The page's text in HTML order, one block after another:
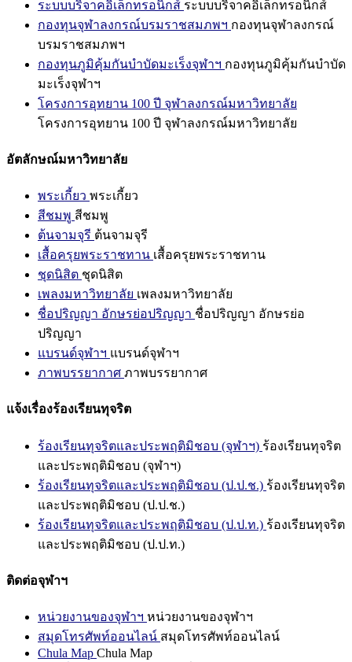
ระบบบริจาคอิเล็กทรอนิกส์ ระบบบริจาคอิเล็กทรอนิกส์
กองทุนจุฬาลงกรณ์บรมราชสมภพฯ กองทุนจุฬาลงกรณ์
บรมราชสมภพฯ
กองทุนภูมิคุ้มกันบำบัดมะเร็งจุฬาฯ กองทุนภูมิคุ้มกันบำบัด
มะเร็งจุฬาฯ
โครงการอุทยาน 100 ปี จุฬาลงกรณ์มหาวิทยาลัย
โครงการอุทยาน 100 ปี จุฬาลงกรณ์มหาวิทยาลัย
อัตลักษณ์มหาวิทยาลัย
พระเกี้ยว พระเกี้ยว
สีชมพู สีชมพู
ต้นจามจุรี ต้นจามจุรี
เสื้อครุยพระราชทาน เสื้อครุยพระราชทาน
ชุดนิสิต ชุดนิสิต
เพลงมหาวิทยาลัย เพลงมหาวิทยาลัย
ชื่อปริญญา อักษรย่อปริญญา ชื่อปริญญา อักษรย่อ
ปริญญา
แบรนด์จุฬาฯ แบรนด์จุฬาฯ
ภาพบรรยากาศ ภาพบรรยากาศ
แจ้งเรื่องร้องเรียนทุจริต
ร้องเรียนทุจริตและประพฤติมิชอบ (จุฬาฯ) ร้องเรียนทุจริต
และประพฤติมิชอบ (จุฬาฯ)
ร้องเรียนทุจริตและประพฤติมิชอบ (ป.ป.ช.) ร้องเรียนทุจริต
และประพฤติมิชอบ (ป.ป.ช.)
ร้องเรียนทุจริตและประพฤติมิชอบ (ป.ป.ท.) ร้องเรียนทุจริต
และประพฤติมิชอบ (ป.ป.ท.)
ติดต่อจุฬาฯ
หน่วยงานของจุฬาฯ หน่วยงานของจุฬาฯ
สมุดโทรศัพท์ออนไลน์ สมุดโทรศัพท์ออนไลน์
Chula Map Chula Map